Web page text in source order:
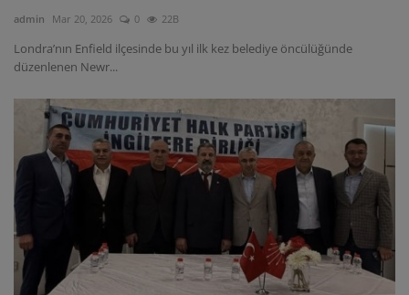
admin Mar 20, 2026 0 22B
Londra’nın Enfield ilçesinde bu yıl ilk kez belediye öncülüğünde
düzenlenen Newr...